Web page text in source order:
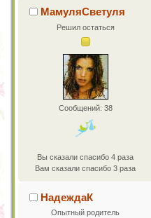
МамуляСветуля
Решил остаться
Сообщений: 38
Вы сказали спасибо 4 раза
Вам сказали спасибо 3 раза
НадеждаК
Опытный родитель